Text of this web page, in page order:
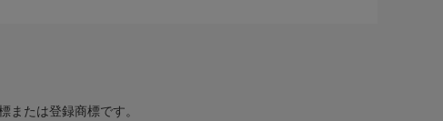
または登録商標です。